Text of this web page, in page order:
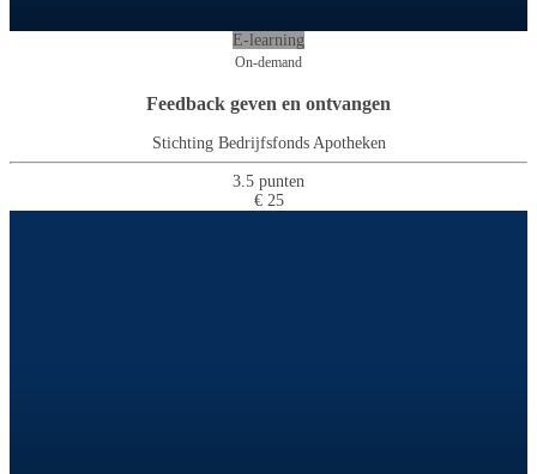
E-learning
On-demand
Feedback geven en ontvangen
Stichting Bedrijfsfonds Apotheken
3.5 punten
€ 25